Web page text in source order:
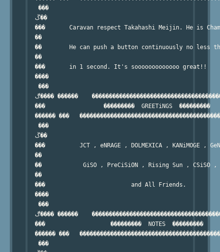
   ���
���       Caravan respect Takahashi Meijin. He is
  ��
��        He can push a button continuously no less
  ��
  ���       in 1 second. It's sooooooooooooo great!!
  ����
   ���
  ���                 ���������  GREETiNGS  ���������
������ ���
   ���
���          JCT , eNRAGE , DOLMEXICA , KANiMOGE ,
  ��
��            GiSO , PreCiSiON , Rising Sun , CSiSO ,
  ��
  ���                         and All Friends.
  ����
   ���
  ���                   ���������  NOTES  ���������
������ ���
   ���